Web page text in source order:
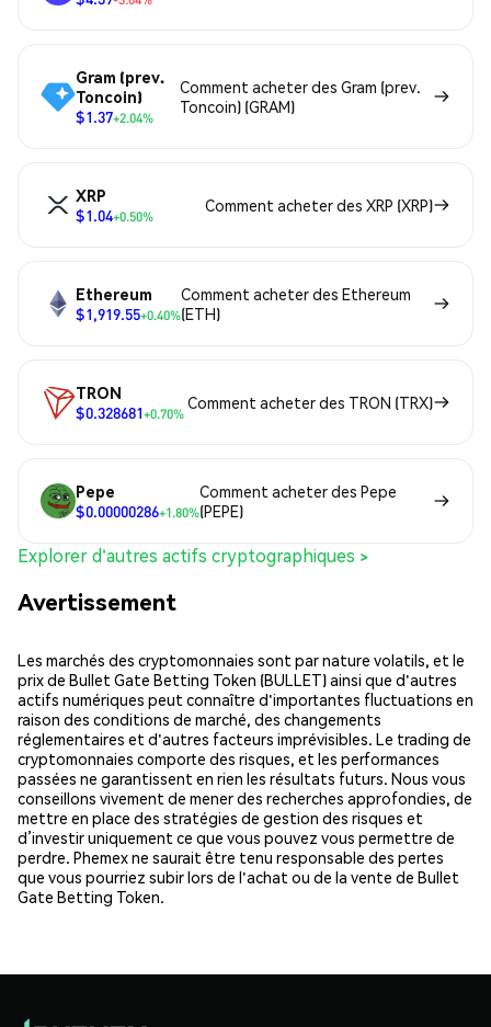
Gram (prev.
Toncoin)
$1.37+2.04%
Comment acheter des Gram (prev.
Toncoin) (GRAM)
XRP
$1.04+0.50%
Comment acheter des XRP (XRP)
Ethereum
$1,919.55+0.40%
Comment acheter des Ethereum
(ETH)
TRON
$0.328681+0.70%
Comment acheter des TRON (TRX)
Pepe
$0.00000286+1.80%
Comment acheter des Pepe
(PEPE)
Explorer d'autres actifs cryptographiques >
Avertissement
Les marchés des cryptomonnaies sont par nature volatils, et le
prix de Bullet Gate Betting Token (BULLET) ainsi que d'autres
actifs numériques peut connaître d'importantes fluctuations en
raison des conditions de marché, des changements
réglementaires et d'autres facteurs imprévisibles. Le trading de
cryptomonnaies comporte des risques, et les performances
passées ne garantissent en rien les résultats futurs. Nous vous
conseillons vivement de mener des recherches approfondies, de
mettre en place des stratégies de gestion des risques et
d’investir uniquement ce que vous pouvez vous permettre de
perdre. Phemex ne saurait être tenu responsable des pertes
que vous pourriez subir lors de l'achat ou de la vente de Bullet
Gate Betting Token.